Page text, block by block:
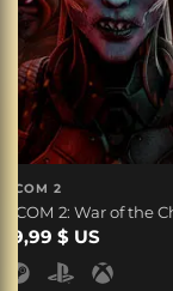
XCOM 2
XCOM 2: War of the
19,99 $ US